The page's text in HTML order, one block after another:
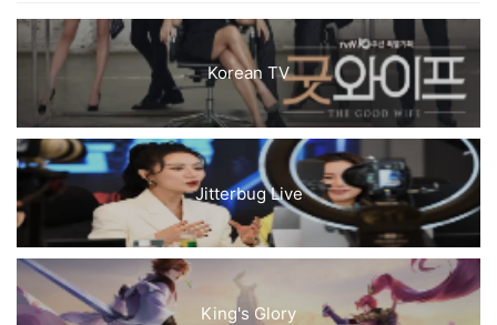
Korean TV
Jitterbug Live
King's Glory